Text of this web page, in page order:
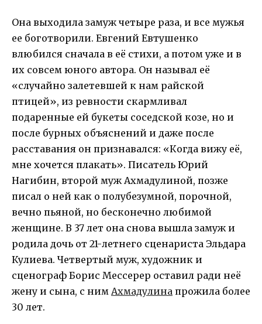
Она выходила замуж четыре раза, и все мужья
ее боготворили. Евгений Евтушенко
влюбился сначала в её стихи, а потом уже и в
их совсем юного автора. Он называл её
«случайно залетевшей к нам райской
птицей», из ревности скармливал
подаренные ей букеты соседской козе, но и
после бурных объяснений и даже после
расставания он признавался: «Когда вижу её,
мне хочется плакать». Писатель Юрий
Нагибин, второй муж Ахмадулиной, позже
писал о ней как о полубезумной, порочной,
вечно пьяной, но бесконечно любимой
женщине. В 37 лет она снова вышла замуж и
родила дочь от 21-летнего сценариста Эльдара
Кулиева. Четвертый муж, художник и
сценограф Борис Мессерер оставил ради неё
жену и сына, с ним Ахмадулина прожила более
30 лет.